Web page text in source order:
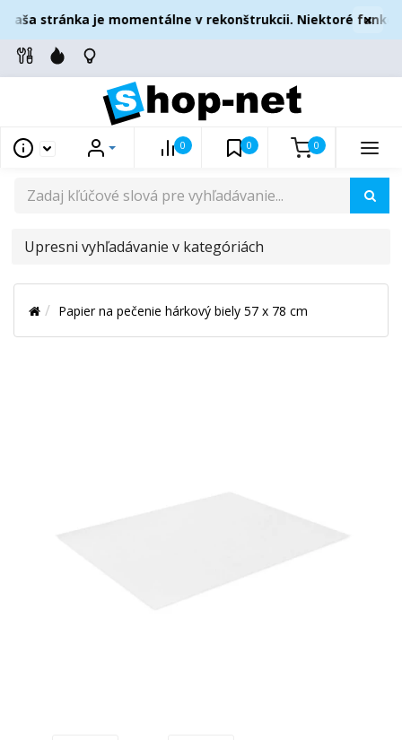
stránka je momentálne v rekonštrukcii. Niektoré ×
0 0 0
UPRESNI
V
KATEGÓRIÁCH
Papier na pečenie hárkový biely 57 x 78 cm